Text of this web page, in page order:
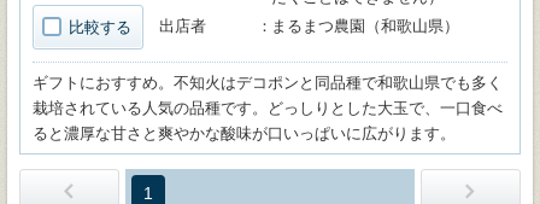
比較する
出店者
まるまつ農園（和歌山県）
ギフトにおすすめ。不知火はデコポンと同品種で和歌山県でも多く
栽培されている人気の品種です。どっしりとした大玉で、一口食べ
ると濃厚な甘さと爽やかな酸味が口いっぱいに広がります。
1